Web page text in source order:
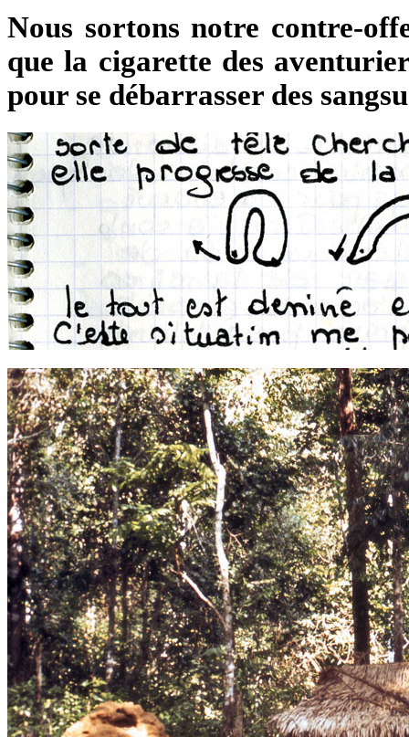
Nous sortons notre contre-
que la cigarette des
pour se débarrasser des